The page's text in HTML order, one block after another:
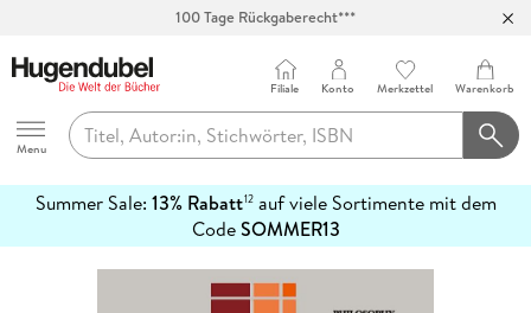
100 Tage Rückgaberecht***
Hugendubel
Menu
Filiale Konto Merkzettel Warenkorb
Summer Sale: 13% Rabatt12auf viele Sortimente mit dem
CodeSOMMER13
erfahren